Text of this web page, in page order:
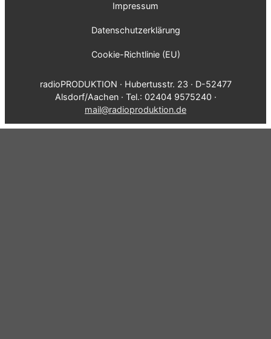
Impressum
Datenschutzerklärung
Cookie-Richtlinie (EU)
radioPRODUKTION · Hubertusstr. 23 · D-52477
Alsdorf/Aachen · Tel.: 02404 9575240 ·
mail@radioproduktion.de